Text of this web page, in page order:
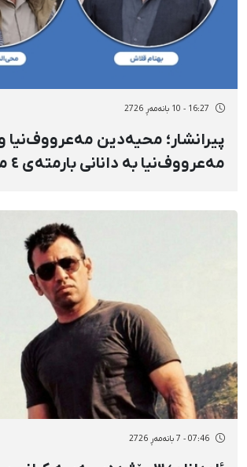
16:27 - 10 بانەمەڕ 2726
پیرانشار؛ محیەدین مەعرووف‌نیا
07:46 - 7 بانەمەڕ 2726